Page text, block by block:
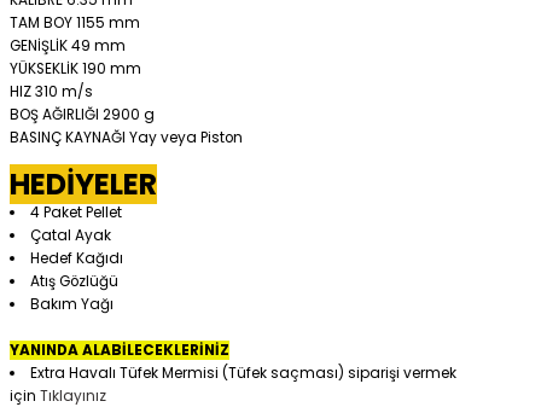
TAM BOY 1155 mm
GENİŞLİK 49 mm
YÜKSEKLİK 190 mm
HIZ 310 m/s
BOŞ AĞIRLIĞI 2900 g
BASINÇ KAYNAĞI Yay veya Piston
HEDİYELER
4 Paket Pellet
Çatal Ayak
Hedef Kağıdı
Atış Gözlüğü
Bakım Yağı
YANINDA ALABİLECEKLERİNİZ
Extra Havalı Tüfek Mermisi (Tüfek saçması) siparişi vermek
için Tıklayınız